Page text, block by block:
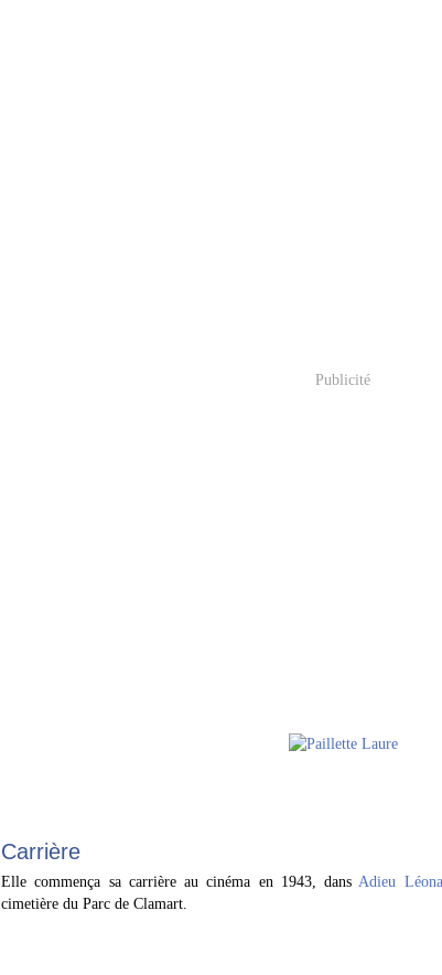
Publicité
Carrière
Elle commença sa carrière au cinéma en 1943, dansAdieu
cimetière du Parc de Clamart.